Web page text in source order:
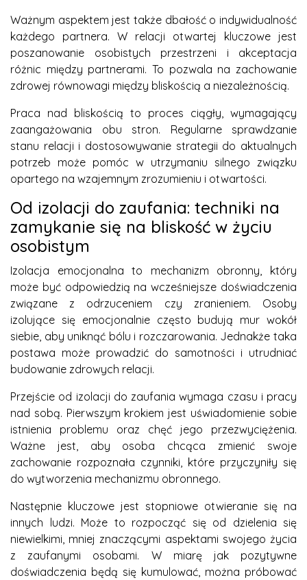
Ważnym aspektem jest także dbałość o indywidualność
każdego partnera. W relacji otwartej kluczowe jest
poszanowanie osobistych przestrzeni i akceptacja
różnic między partnerami. To pozwala na zachowanie
zdrowej równowagi między bliskością a niezależnością.
Praca nad bliskością to proces ciągły, wymagający
zaangażowania obu stron. Regularne sprawdzanie
stanu relacji i dostosowywanie strategii do aktualnych
potrzeb może pomóc w utrzymaniu silnego związku
opartego na wzajemnym zrozumieniu i otwartości.
Od izolacji do zaufania: techniki na
zamykanie się na bliskość w życiu
osobistym
Izolacja emocjonalna to mechanizm obronny, który
może być odpowiedzią na wcześniejsze doświadczenia
związane z odrzuceniem czy zranieniem. Osoby
izolujące się emocjonalnie często budują mur wokół
siebie, aby uniknąć bólu i rozczarowania. Jednakże taka
postawa może prowadzić do samotności i utrudniać
budowanie zdrowych relacji.
Przejście od izolacji do zaufania wymaga czasu i pracy
nad sobą. Pierwszym krokiem jest uświadomienie sobie
istnienia problemu oraz chęć jego przezwyciężenia.
Ważne jest, aby osoba chcąca zmienić swoje
zachowanie rozpoznała czynniki, które przyczyniły się
do wytworzenia mechanizmu obronnego.
Następnie kluczowe jest stopniowe otwieranie się na
innych ludzi. Może to rozpocząć się od dzielenia się
niewielkimi, mniej znaczącymi aspektami swojego życia
z zaufanymi osobami. W miarę jak pozytywne
doświadczenia będą się kumulować, można próbować